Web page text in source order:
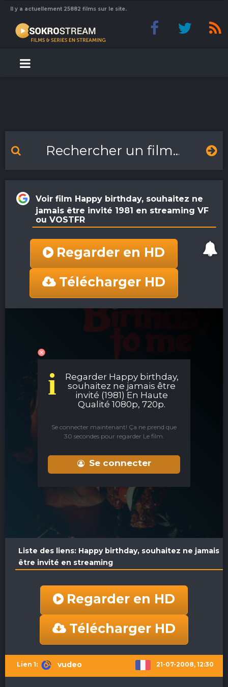
Il y a actuellement 25882 films sur le site.
Voir film Happy birthday, souhaitez ne
jamais être invité 1981 en streaming VF
ou VOSTFR
Regarder en HD
Télécharger HD
i
Regarder Happy birthday,
souhaitez ne jamais être
invité (1981) En Haute
Qualité 1080p, 720p.
Se connecter maintenant! Ça ne prend que
30 secondes pour regarder Le film.
Se connecter
Liste des liens: Happy birthday, souhaitez ne jamais
être invité en streaming
Regarder en HD
Télécharger HD
vudeo 21-07-2008, 12:30